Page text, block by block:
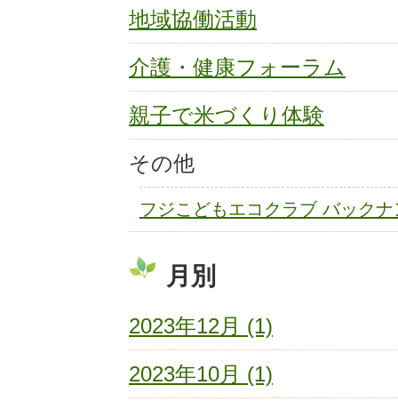
地域協働活動
介護・健康フォーラム
親子で米づくり体験
その他
フジこどもエコクラブ バック
月別
2023年12月 (1)
2023年10月 (1)